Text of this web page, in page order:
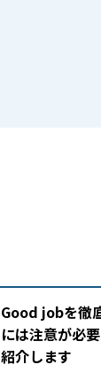
Good jobを徹
には注意が必
紹介します